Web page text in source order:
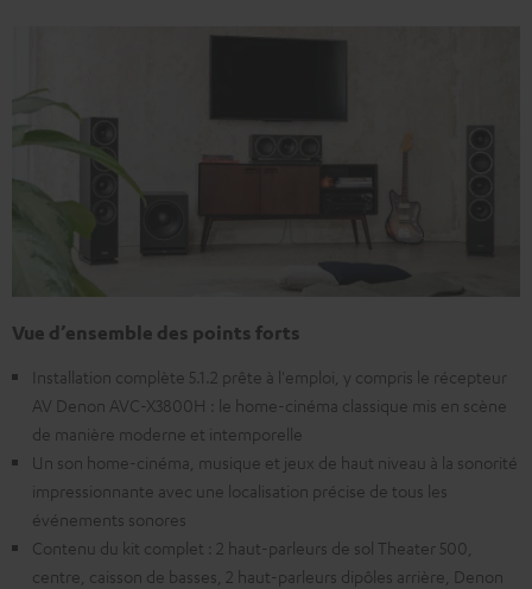
Vue d’ensemble des points forts
Installation complète 5.1.2 prête à l'emploi, y compris le récepteur
AV Denon AVC-X3800H : le home-cinéma classique mis en scène
de manière moderne et intemporelle
Un son home-cinéma, musique et jeux de haut niveau à la sonorité
impressionnante avec une localisation précise de tous les
événements sonores
Contenu du kit complet : 2 haut-parleurs de sol Theater 500,
centre, caisson de basses, 2 haut-parleurs dipôles arrière, Denon